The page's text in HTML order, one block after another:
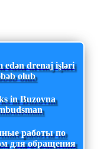
edən drenaj işləri
olub
in Buzovna
работы по
для обращения